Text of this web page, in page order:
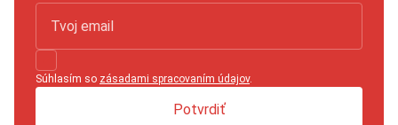
Súhlasím so zásadami spracovaním údajov.
Potvrdiť